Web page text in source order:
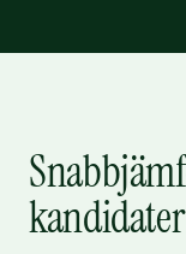
kandidater